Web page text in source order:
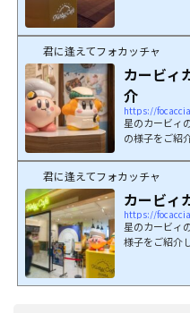
君に逢えてフォカッチャ
カービィ
介
https://
星のカービィ
の様子をご紹
君に逢えてフォカッチャ
カービィ
https://
星のカービィ
様子をご紹介